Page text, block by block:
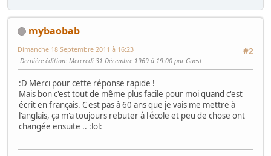
mybaobab
#2
Dimanche 18 Septembre 2011 à 16:23
Dernière édition: Mercredi 31 Décembre 1969 à 19:00 par Guest
:D Merci pour cette réponse rapide !
Mais bon c'est tout de même plus facile pour moi quand c'est
écrit en français. C'est pas à 60 ans que je vais me mettre à
l'anglais, ça m'a toujours rebuter à l'école et peu de chose ont
changée ensuite .. :lol: